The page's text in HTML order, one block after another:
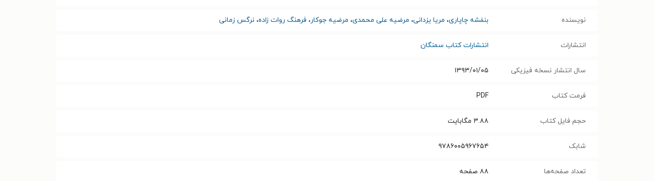
نویسنده بنفشه چاپاری، مریا یزدانی، مرضیه علی محمدی، مرضیه جوکار، فرهنگ روات زاده، نرگس زمانی
انتشارات انتشارات کتاب سمنگان
سال انتشار نسخه فیزیکی ۱۳۹۳/۰۱/۰۵
فرمت کتاب PDF
حجم فایل کتاب ۳.۸۸ مگابایت
شابک ۹۷۸۶۰۰۵۹۶۷۶۵۴
تعداد صفحه‌ها ۸۸ صفحه